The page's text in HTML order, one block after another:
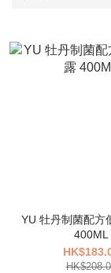
YU 牡丹制菌配方
400ML